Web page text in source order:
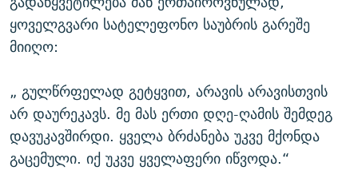
ყოველგვარი სატელეფონო საუბრის გარეშე
მიიღო:
„ გულწრფელად გეტყვით, არავის არავისთვის
არ დაურეკავს. მე მას ერთი დღე-ღამის შემდეგ
დავუკავშირდი. ყველა ბრძანება უკვე მქონდა
გაცემული. იქ უკვე ყველაფერი იწვოდა.“